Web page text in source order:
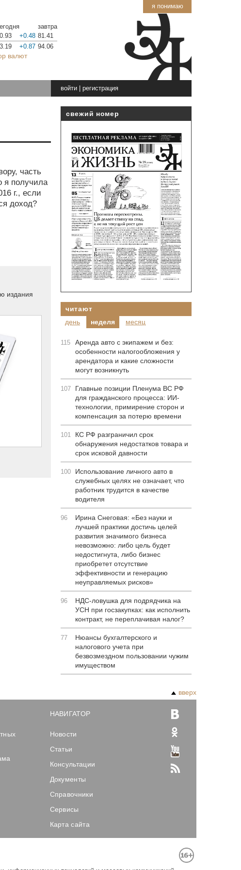
я понимаю
завтра
+0.48 81.41
+0.87 94.06
валют
войти| регистрация
часть
я получила
г., если
доход?
издания
свежий номер
читают
день
неделя месяц
115
Аренда авто с экипажем и без:
особенности налогообложения у
арендатора и какие сложности
могут возникнуть
107
Главные позиции Пленума ВС РФ
для гражданского процесса: ИИ-
технологии, примирение сторон и
компенсация за потерю времени
101
КС РФ разграничил срок
обнаружения недостатков товара и
срок исковой давности
100
Использование личного авто в
служебных целях не означает, что
работник трудится в качестве
водителя
96
Ирина Снеговая: «Без науки и
лучшей практики достичь целей
развития значимого бизнеса
невозможно: либо цель будет
недостигнута, либо бизнес
приобретет отсутствие
эффективности и генерацию
неуправляемых рисков»
96
НДС-ловушка для подрядчика на
УСН при госзакупках: как исполнить
контракт, не переплачивая налог?
77
Нюансы бухгалтерского и
налогового учета при
безвозмездном пользовании чужим
имуществом
вверх
НАВИГАТОР
Новости
Статьи
Консультации
Документы
Справочники
Сервисы
Карта сайта